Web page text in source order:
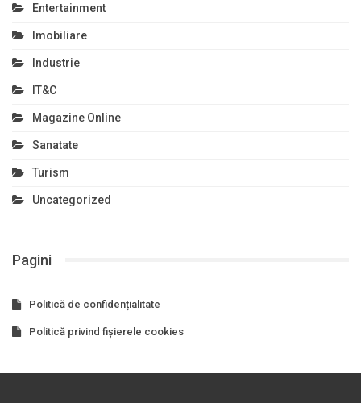
Entertainment
Imobiliare
Industrie
IT&C
Magazine Online
Sanatate
Turism
Uncategorized
Pagini
Politică de confidențialitate
Politică privind fișierele cookies